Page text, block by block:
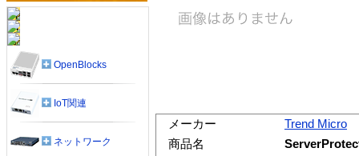
メーカー
Trend Micro
商品名
OpenBlocks
IoT関連
ネットワーク